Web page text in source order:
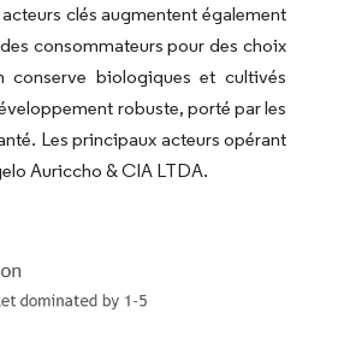
clés augmentent également
consommateurs pour des choix
biologiques et cultivés
robuste, porté par les
Les principaux acteurs opérant
Auriccho & CIA LTDA.